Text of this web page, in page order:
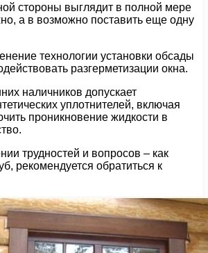
стороны выглядит в полной мере
а в возможно поставить еще одну
технологии установки обсады
разгерметизации окна.
наличников допускает
уплотнителей, включая
проникновение жидкости в
трудностей и вопросов – как
рекомендуется обратиться к